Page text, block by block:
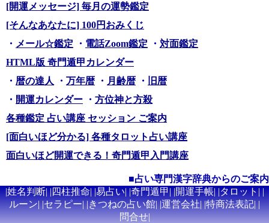
[開運メッセージ] 毎月の運勢鑑定
[そんなあなたに] 100円おみくじ
・ メール☆鑑定 ・ 電話Zoom鑑定 ・ 対面鑑定
HTML版 奇門遁甲カレンダー
・ 暦の達人 ・ 万年暦 ・ 月齢暦 ・
旧暦
・ 開運カレンダー ・ 方位神と方殺
各種鑑定 占い講座 セッション ご案内
[面白いほど分かる] 各種タロット占い講座
面白いほど開運できる！奇門遁甲入門講座
■占い専門漢字辞典からのご案内
|姓名判断| |四柱推命| |易占い| |奇門遁甲| |開運手帳| |タロット| |
ルーン| |セラピー| |きつねの占い館| |運営会社| |特商法表記| |
問合せ|